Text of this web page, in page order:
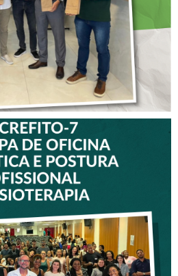
DO
7 PARTICIPA DE
ÉTICA E
PROFISSIONAL